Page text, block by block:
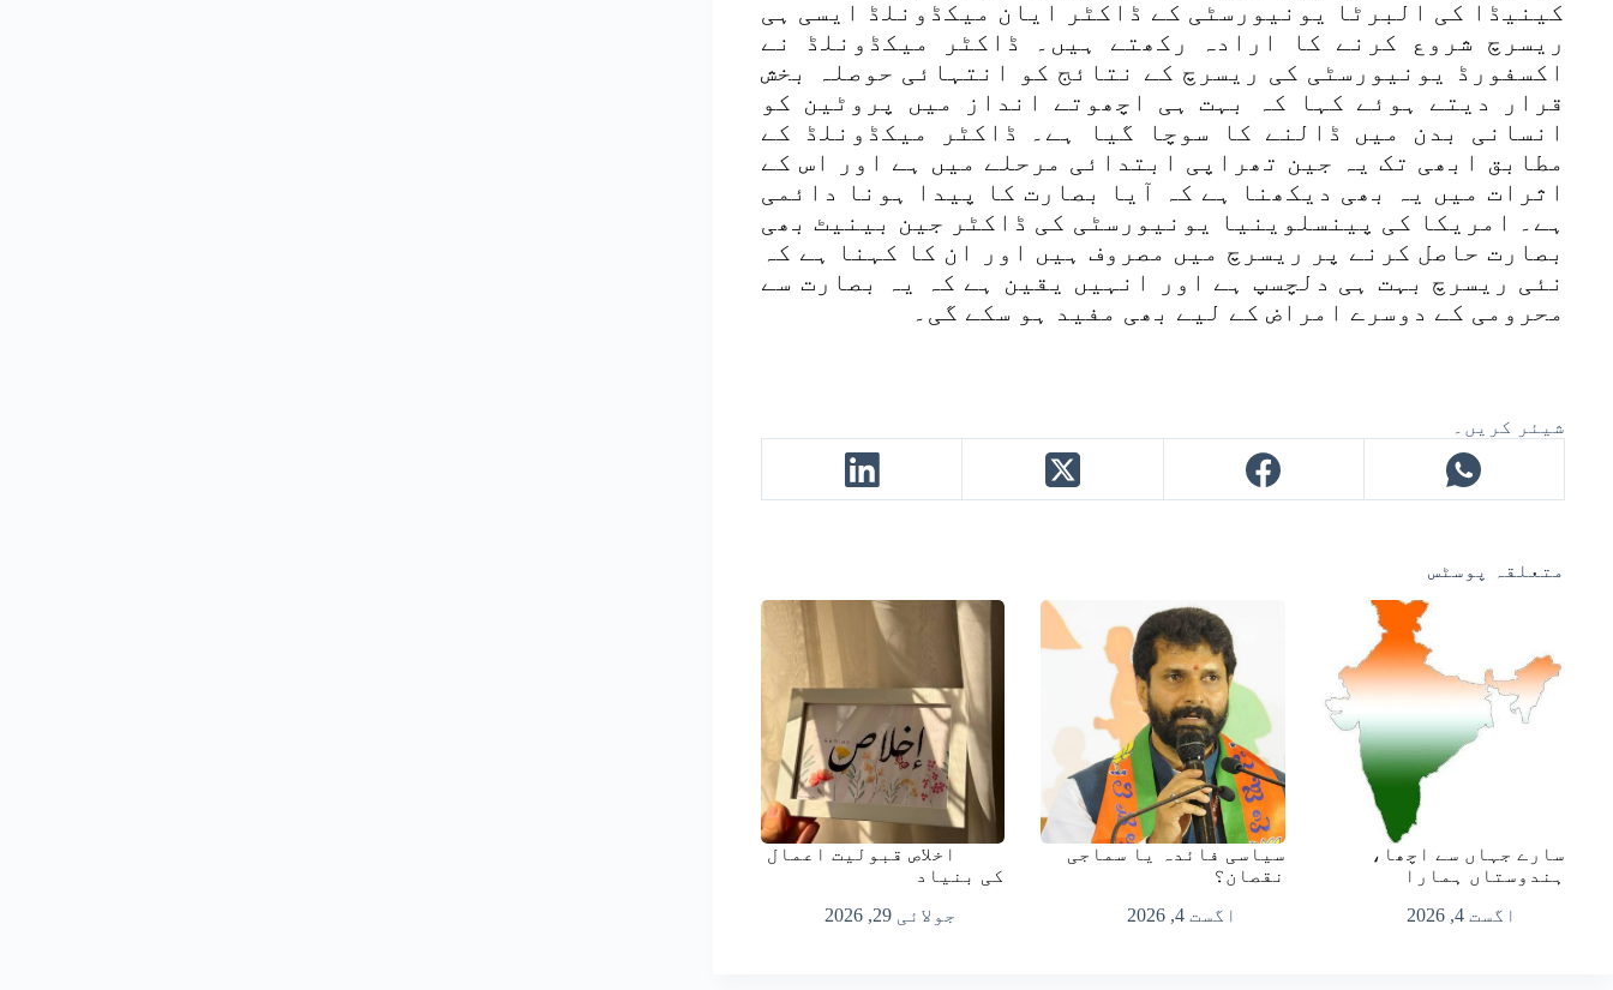
کینیڈا کی البرٹا یونیورسٹی کے ڈاکٹر ایان میکڈونلڈ ایسی ہی
ریسرچ شروع کرنے کا ارادہ رکھتے ہیں۔ ڈاکٹر میکڈونلڈ نے
اکسفورڈ یونیورسٹی کی ریسرچ کے نتائج کو انتہائی حوصلہ بخش
قرار دیتے ہوئے کہا کہ بہت ہی اچھوتے انداز میں پروٹین کو
انسانی بدن میں ڈالنے کا سوچا گیا ہے۔ ڈاکٹر میکڈونلڈ کے
مطابق ابھی تک یہ جین تھراپی ابتدائی مرحلے میں ہے اور اس کے
اثرات میں یہ بھی دیکھنا ہے کہ آیا بصارت کا پیدا ہونا دائمی
ہے۔ امریکا کی پینسلوینیا یونیورسٹی کی ڈاکٹر جین بینیٹ بھی
بصارت حاصل کرنے پر ریسرچ میں مصروف ہیں اور ان کا کہنا ہے کہ
نئی ریسرچ بہت ہی دلچسپ ہے اور انہیں یقین ہے کہ یہ بصارت سے
محرومی کے دوسرے امراض کے لیے بھی مفید ہو سکے گی۔
شیئر کریں۔
متعلقہ پوسٹس
سارے جہاں سے اچھا،
ہندوستاں ہمارا
اگست 4, 2026
سیاسی فائدہ یا سماجی
نقصان؟
اگست 4, 2026
اخلاص قبولیت اعمال
کی بنیاد
جولائی 29, 2026